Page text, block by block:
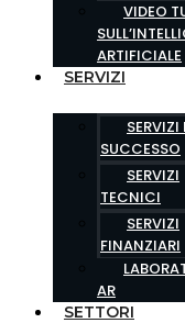
VIDEO
ARTIFICIALE
SERVIZI
SERVIZI
SUCCESSO
SERVIZI
TECNICI
SERVIZI
FINANZIARI
AR
SETTORI